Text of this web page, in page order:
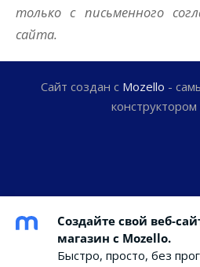
только с письменного
сайта.
Сайт создан с Mozello -
конструктором
Создайте свой веб-
магазин с Mozello.
Быстро, просто, без